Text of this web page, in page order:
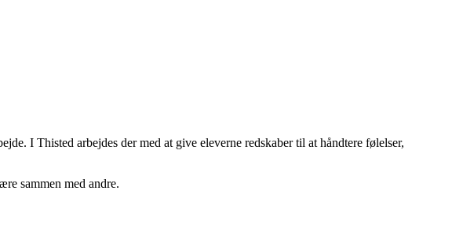
I Thisted arbejdes der med at give eleverne redskaber til at håndtere følelser,
sammen med andre.